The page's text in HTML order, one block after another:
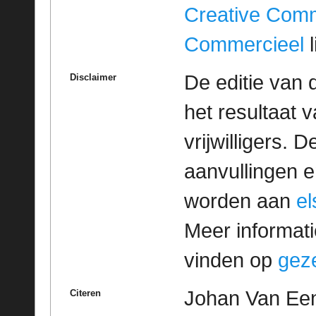
Creative
Commercieel
Disclaimer
De editie van
het resultaat
vrijwilligers.
aanvullingen
worden aan
Meer
vinden op
Citeren
Johan Van